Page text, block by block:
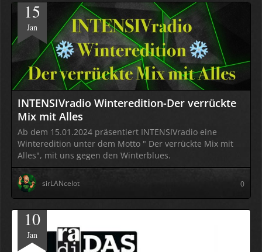
15
Jan
INTENSIVradio Winteredition-Der verrückte
Mix mit Alles
Ab dem 15.01.2024 präsentiert INTENSIVradio eine
Winteredition unter dem Motto " Der verrückte Mix mit
Alles", mit uns gegen den Winterblues.
sirLANcelot 0
10
Jan